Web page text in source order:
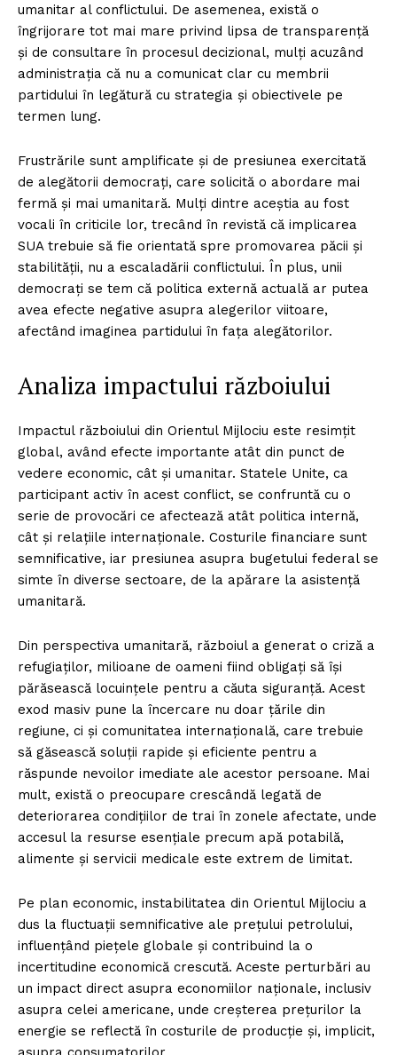
umanitar al conflictului. De asemenea, există o
îngrijorare tot mai mare privind lipsa de transparență
și de consultare în procesul decizional, mulți acuzând
administrația că nu a comunicat clar cu membrii
partidului în legătură cu strategia și obiectivele pe
termen lung.
Frustrările sunt amplificate și de presiunea exercitată
de alegătorii democrați, care solicită o abordare mai
fermă și mai umanitară. Mulți dintre aceștia au fost
vocali în criticile lor, trecând în revistă că implicarea
SUA trebuie să fie orientată spre promovarea păcii și
stabilității, nu a escaladării conflictului. În plus, unii
democrați se tem că politica externă actuală ar putea
avea efecte negative asupra alegerilor viitoare,
afectând imaginea partidului în fața alegătorilor.
Analiza impactului războiului
Impactul războiului din Orientul Mijlociu este resimțit
global, având efecte importante atât din punct de
vedere economic, cât și umanitar. Statele Unite, ca
participant activ în acest conflict, se confruntă cu o
serie de provocări ce afectează atât politica internă,
cât și relațiile internaționale. Costurile financiare sunt
semnificative, iar presiunea asupra bugetului federal se
simte în diverse sectoare, de la apărare la asistență
umanitară.
Din perspectiva umanitară, războiul a generat o criză a
refugiaților, milioane de oameni fiind obligați să își
părăsească locuințele pentru a căuta siguranță. Acest
exod masiv pune la încercare nu doar țările din
regiune, ci și comunitatea internațională, care trebuie
să găsească soluții rapide și eficiente pentru a
răspunde nevoilor imediate ale acestor persoane. Mai
mult, există o preocupare crescândă legată de
deteriorarea condițiilor de trai în zonele afectate, unde
accesul la resurse esențiale precum apă potabilă,
alimente și servicii medicale este extrem de limitat.
Pe plan economic, instabilitatea din Orientul Mijlociu a
dus la fluctuații semnificative ale prețului petrolului,
influențând piețele globale și contribuind la o
incertitudine economică crescută. Aceste perturbări au
un impact direct asupra economiilor naționale, inclusiv
asupra celei americane, unde creșterea prețurilor la
energie se reflectă în costurile de producție și, implicit,